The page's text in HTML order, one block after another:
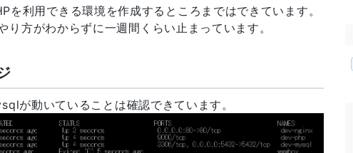
利用できる環境を作成するところまではできています。
方がわからずに一週間くらい止まっています。
動いていることは確認できています。